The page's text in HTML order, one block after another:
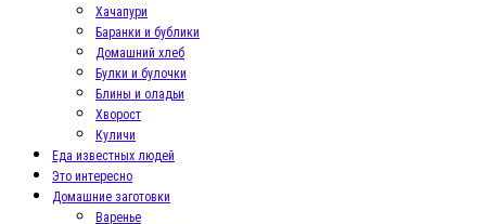
Хачапури
Баранки и бублики
Домашний хлеб
Булки и булочки
Блины и оладьи
Хворост
Куличи
Еда известных людей
Это интересно
Домашние заготовки
Варенье